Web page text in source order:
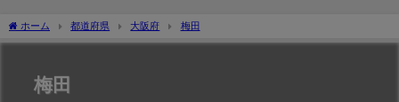
ホーム 都道府県 大阪府 梅田
梅田